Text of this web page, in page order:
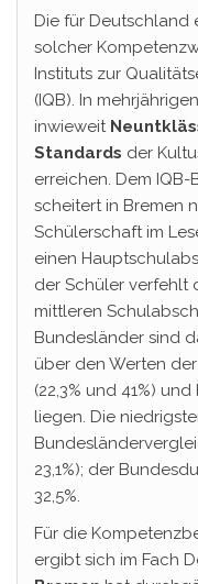
Die für Deutschland
solcher
Instituts zur
(IQB). In
inwieweit
Standards der
erreichen. Dem
scheitert in Bremen
Schülerschaft im
einen
der Schüler verfehlt
mittleren
Bundesländer sind
über den Werten
(22,3% und 41%)
liegen. Die
23,1%); der
32,5%.
Für die
ergibt sich im Fach